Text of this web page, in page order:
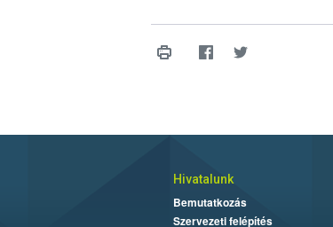
Hivatalunk
Bemutatkozás
Szervezeti felépítés